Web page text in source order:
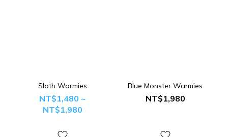
Sloth Warmies
NT$1,480 ~
NT$1,980
Blue Monster Warmies
NT$1,980